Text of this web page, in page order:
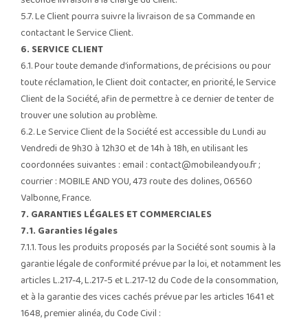
5.7. Le Client pourra suivre la livraison de sa Commande en
contactant le Service Client.
6. SERVICE CLIENT
6.1. Pour toute demande d’informations, de précisions ou pour
toute réclamation, le Client doit contacter, en priorité, le Service
Client de la Société, afin de permettre à ce dernier de tenter de
trouver une solution au problème.
6.2. Le Service Client de la Société est accessible du Lundi au
Vendredi de 9h30 à 12h30 et de 14h à 18h, en utilisant les
coordonnées suivantes : email : contact@mobileandyou.fr;
courrier : MOBILE AND YOU, 473 route des dolines, 06560
Valbonne, France.
7. GARANTIES LÉGALES ET COMMERCIALES
7.1. Garanties légales
7.1.1. Tous les produits proposés par la Société sont soumis à la
garantie légale de conformité prévue par la loi, et notamment les
articles L.217-4, L.217-5 et L.217-12 du Code de la consommation,
et à la garantie des vices cachés prévue par les articles 1641 et
1648, premier alinéa, du Code Civil :